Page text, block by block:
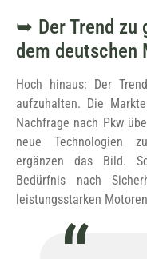
Der Trend zu
dem deutschen
Hoch hinaus: Der
aufzuhalten. Die
Nachfrage nach Pkw
neue Technologien
ergänzen das Bild.
Bedürfnis nach
leistungsstarken